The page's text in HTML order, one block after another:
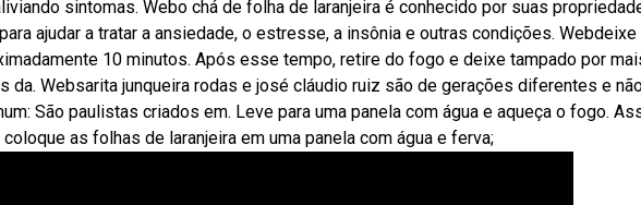
sintomas. Webo chá de folha de laranjeira é conhecido por suas
ajudar a tratar a ansiedade, o estresse, a insônia e outras condições. Webdeixe
10 minutos. Após esse tempo, retire do fogo e deixe tampado por
da. Websarita junqueira rodas e josé cláudio ruiz são de gerações diferentes e
São paulistas criados em. Leve para uma panela com água e aqueça o fogo.
as folhas de laranjeira em uma panela com água e ferva;